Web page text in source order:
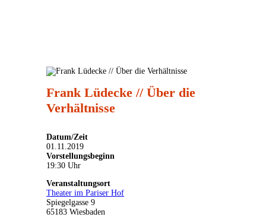
Frank Lüdecke // Über die
Verhältnisse
Datum/Zeit
01.11.2019
Vorstellungsbeginn
19:30 Uhr
Veranstaltungsort
Theater im Pariser Hof
Spiegelgasse 9
65183 Wiesbaden